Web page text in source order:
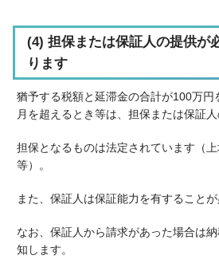
(4) 担保または保証人の提供が
ります
猶予する税額と延滞金の合計が100万円
月を超えるとき等は、担保または保証人
担保となるものは法定されています（
等）。
また、保証人は保証能力を有することが
なお、保証人から請求があった場合は
知します。